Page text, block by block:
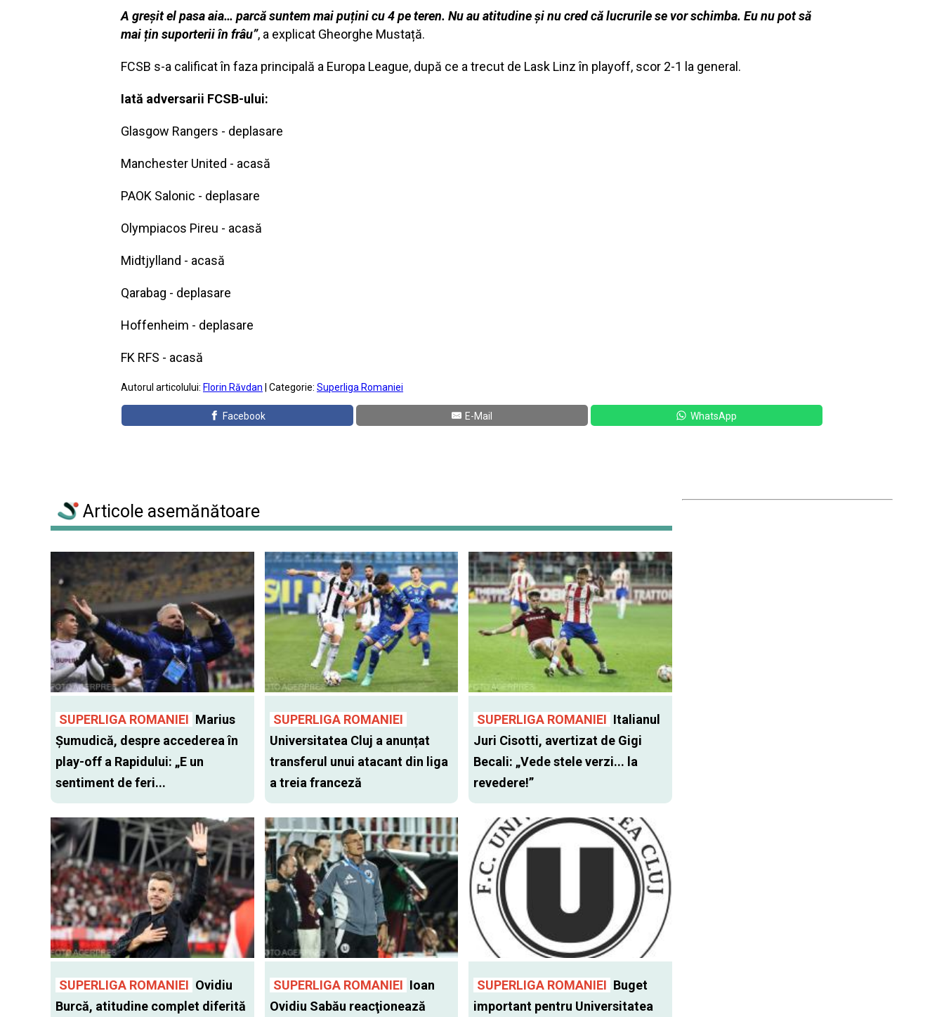
A greșit el pasa aia… parcă suntem mai puțini cu 4 pe teren. Nu au atitudine și nu cred că lucrurile se vor schimba. Eu nu pot să
mai țin suporterii în frâu”, a explicat Gheorghe Mustață.
FCSB s-a calificat în faza principală a Europa League, după ce a trecut de Lask Linz în playoff, scor 2-1 la general.
Iată adversarii FCSB-ului:
Glasgow Rangers - deplasare
Manchester United - acasă
PAOK Salonic - deplasare
Olympiacos Pireu - acasă
Midtjylland - acasă
Qarabag - deplasare
Hoffenheim - deplasare
FK RFS - acasă
Autorul articolului: Florin Răvdan | Categorie: Superliga Romaniei
Facebook E-Mail WhatsApp
Articole asemănătoare
SUPERLIGA ROMANIEI Marius
Șumudică, despre accederea în
play-off a Rapidului: „E un
sentiment de feri...
SUPERLIGA ROMANIEI
Universitatea Cluj a anunțat
transferul unui atacant din liga
a treia franceză
SUPERLIGA ROMANIEI Italianul
Juri Cisotti, avertizat de Gigi
Becali: „Vede stele verzi... la
revedere!”
SUPERLIGA ROMANIEI Ovidiu
Burcă, atitudine complet diferită
SUPERLIGA ROMANIEI Ioan
Ovidiu Sabău reacţionează
SUPERLIGA ROMANIEI Buget
important pentru Universitatea